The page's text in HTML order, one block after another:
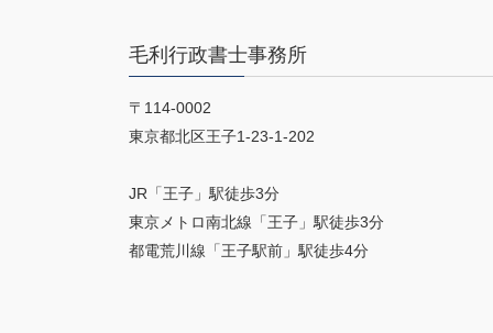
毛利行政書士事務所
〒114-0002
東京都北区王子1-23-1-202
JR「王子」駅徒歩3分
東京メトロ南北線「王子」駅徒歩3分
都電荒川線「王子駅前」駅徒歩4分